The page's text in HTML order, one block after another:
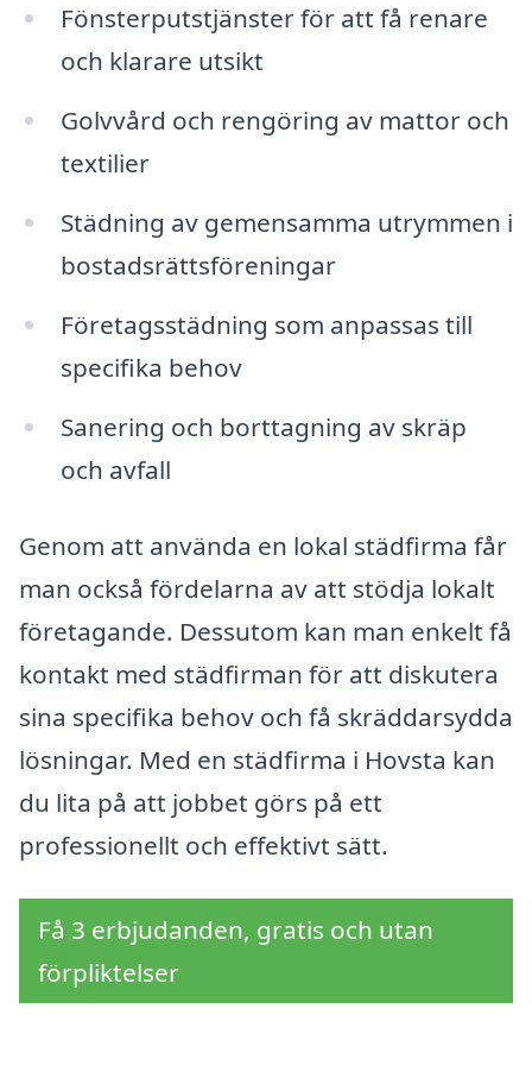
Fönsterputstjänster för att få renare
och klarare utsikt
Golvvård och rengöring av mattor och
textilier
Städning av gemensamma utrymmen i
bostadsrättsföreningar
Företagsstädning som anpassas till
specifika behov
Sanering och borttagning av skräp
och avfall
Genom att använda en lokal städfirma får
man också fördelarna av att stödja lokalt
företagande. Dessutom kan man enkelt få
kontakt med städfirman för att diskutera
sina specifika behov och få skräddarsydda
lösningar. Med en städfirma i Hovsta kan
du lita på att jobbet görs på ett
professionellt och effektivt sätt.
Få 3 erbjudanden, gratis och utan
förpliktelser